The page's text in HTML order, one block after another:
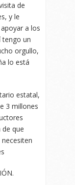
de
y le
a los
tengo un
orgullo,
lo está
estatal,
3 millones
que